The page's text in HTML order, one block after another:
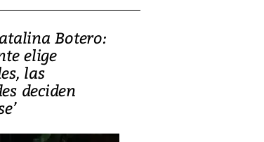
Botero:
elige
las
deciden